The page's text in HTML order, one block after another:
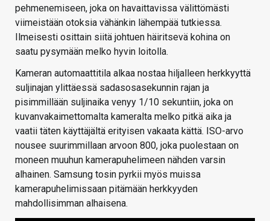
pehmenemiseen, joka on havaittavissa välittömästi
viimeistään otoksia vähänkin lähempää tutkiessa.
Ilmeisesti osittain siitä johtuen häiritsevä kohina on
saatu pysymään melko hyvin loitolla.
Kameran automaattitila alkaa nostaa hiljalleen herkkyyttä
suljinajan ylittäessä sadasosasekunnin rajan ja
pisimmillään suljinaika venyy 1/10 sekuntiin, joka on
kuvanvakaimettomalta kameralta melko pitkä aika ja
vaatii täten käyttäjältä erityisen vakaata kättä. ISO-arvo
nousee suurimmillaan arvoon 800, joka puolestaan on
moneen muuhun kamerapuhelimeen nähden varsin
alhainen. Samsung tosin pyrkii myös muissa
kamerapuhelimissaan pitämään herkkyyden
mahdollisimman alhaisena.